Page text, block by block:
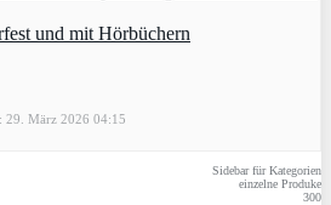
und mit Hörbüchern
29. März 2026 04:15
Sidebar für Kategorien
einzelne Produke
300